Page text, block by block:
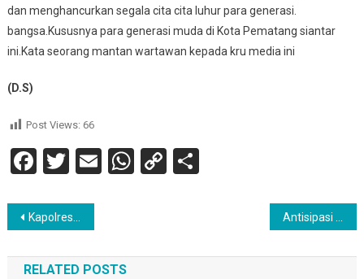
dan menghancurkan segala cita cita luhur para generasi.
bangsa.Kususnya para generasi muda di Kota Pematang siantar
ini.Kata seorang mantan wartawan kepada kru media ini
(D.S)
Post Views: 66
Facebook
Twitter
EmailWhatsApp
CopyShare
Navigasi
pos
Kapolresta Deli Serdang Pimpin Upacara Kenaikan Pangkat dan Purna Bakti Personil Polresta Deli Serdang Antisipasi Gangguan Kamtibmas, Sat Samapta Polresta Deli Serdang Gencar Laksanakan Patroli Ke SPBU
RELATED POSTS